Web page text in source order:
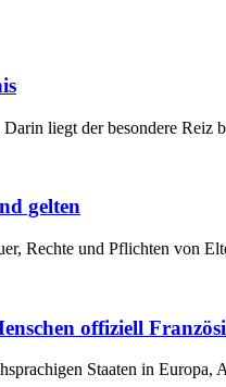
liegt der besondere Reiz
gelten
Rechte und Pflichten von
offiziell
Staaten in